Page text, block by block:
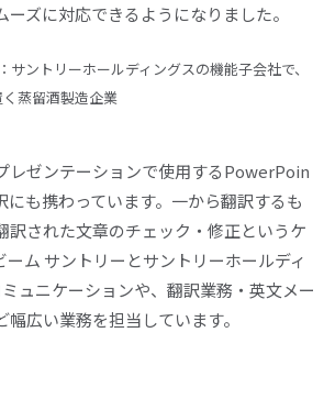
ズに対応できるようになりました。
サントリーホールディングスの機能子会社で、
蒸留酒製造企業
レゼンテーションで使用するPowerPoin
も携わっています。一から翻訳するも
訳された文章のチェック・修正というケ
ーム サントリーとサントリーホールディ
ュニケーションや、翻訳業務・英文メー
広い業務を担当しています。